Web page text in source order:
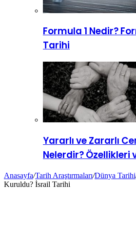
Formula 1 Nedir?
Tarihi
Yararlı ve Zararlı
Nelerdir? Özellikleri
Anasayfa/Tarih Araştırmaları/Dünya Tarihi
Kuruldu? İsrail Tarihi